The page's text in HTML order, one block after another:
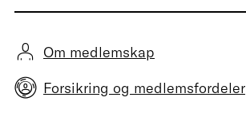
Om medlemskap
Forsikring og medlemsfordeler